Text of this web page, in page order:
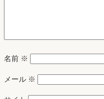
名前 ※
メール ※